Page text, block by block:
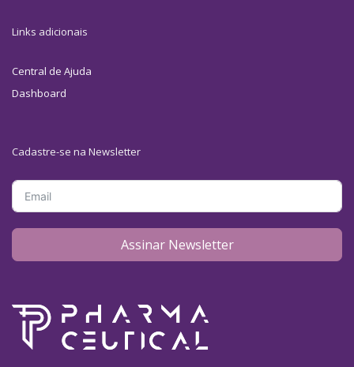
Links adicionais
Central de Ajuda
Dashboard
Cadastre-se na Newsletter
Assinar Newsletter